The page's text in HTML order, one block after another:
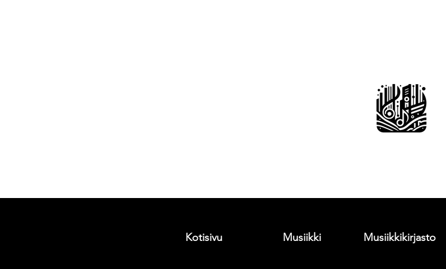
Kotisivu Musiikki Musiikkikirjasto